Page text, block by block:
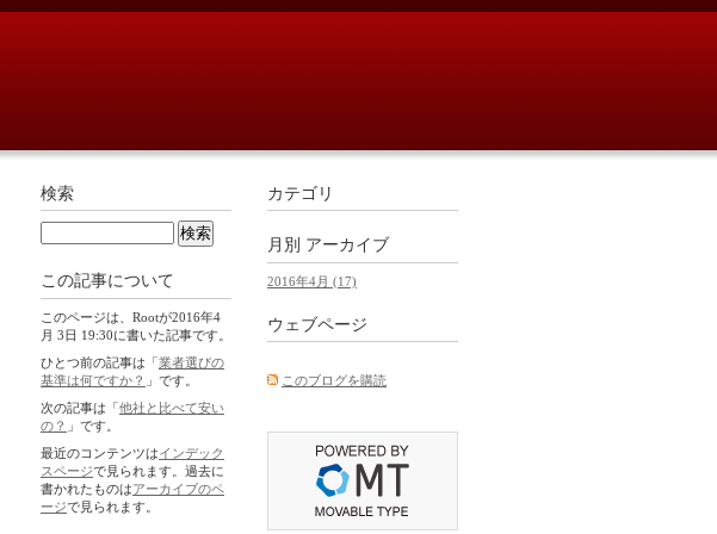
カテゴリ
月別 アーカイブ
2016年4月 (17)
ウェブページ
このブログを購読
検索
この記事について
このページは、Rootが2016年4
月 3日 19:30に書いた記事です。
ひとつ前の記事は「業者選びの
基準は何ですか？ 」です。
次の記事は「他社と比べて安い
の？ 」です。
最近のコンテンツはインデック
スページで見られます。過去に
書かれたものはアーカイブのペ
ージで見られます。